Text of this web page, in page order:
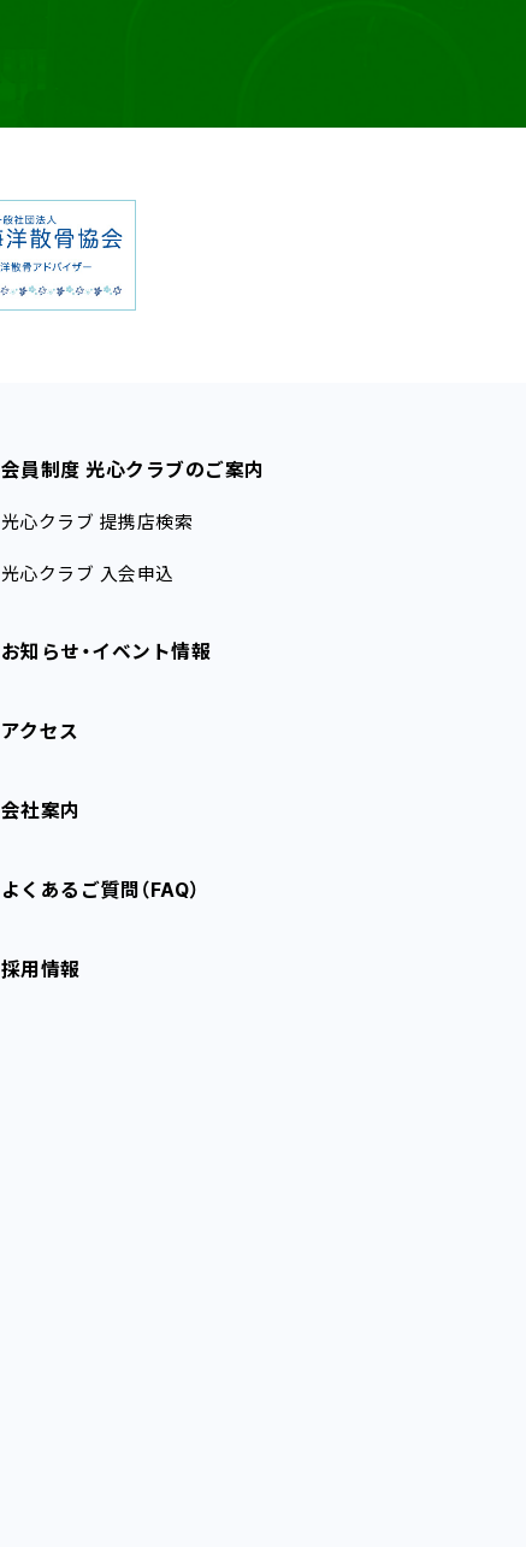
会員制度 光心クラブのご案内
光心クラブ 提携店検索
光心クラブ 入会申込
お知らせ・イベント情報
アクセス
会社案内
よくあるご質問（FAQ）
採用情報